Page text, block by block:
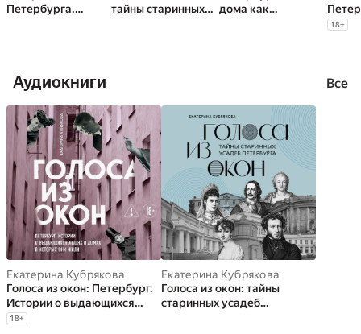
Петербурга.
тайны старинных
дома как
18+
Аудиокниги Все
Екатерина Кубрякова
Голоса из окон: Петербург.
Истории о выдающихся
людях и домах, в которых
18+
Екатерина Кубрякова
Голоса из окон: тайны
старинных усадеб